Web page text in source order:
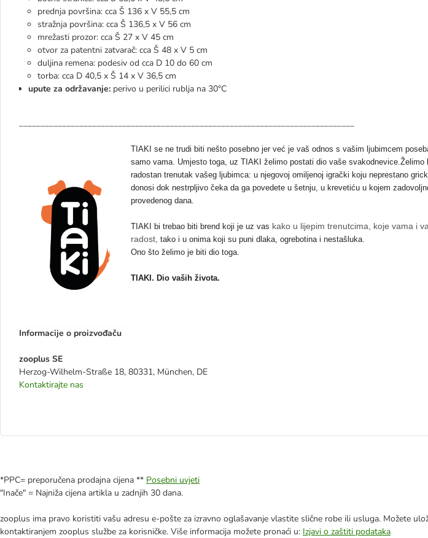
prednja površina: cca Š 136 x V 55,5 cm
stražnja površina: cca Š 136,5 x V 56 cm
mrežasti prozor: cca Š 27 x V 45 cm
otvor za patentni zatvarač: cca Š 48 x V 5 cm
duljina remena: podesiv od cca D 10 do 60 cm
torba: cca D 40,5 x Š 14 x V 36,5 cm
upute za održavanje: perivo u perilici rublja na 30°C
______________________________________________________________________________
TIAKI se ne trudi biti nešto posebno jer već je vaš odnos s vašim ljubimcem
samo vama. Umjesto toga, uz TIAKI želimo postati dio vaše svakodnevice.Želimo
radostan trenutak vašeg ljubimca: u njegovoj omiljenoj igrački koju neprestano
donosi dok nestrpljivo čeka da ga povedete u šetnju, u krevetiću u kojem
provedenog dana.
TIAKI bi trebao biti brend koji je uz vas kako u lijepim trenutcima, koje vama i
radost, tako i u onima koji su puni dlaka, ogrebotina i nestašluka.
Ono što želimo je biti dio toga.
TIAKI. Dio vaših života.
Informacije o proizvođaču
zooplus SE
Herzog-Wilhelm-Straße 18, 80331, München, DE
Kontaktirajte nas
*PPC= preporučena prodajna cijena ** Posebni uvjeti
"Inače" = Najniža cijena artikla u zadnjih 30 dana.
zooplus ima pravo koristiti vašu adresu e-pošte za izravno oglašavanje vlastite slične robe ili usluga. Možete
kontaktiranjem zooplus službe za korisničke. Više informacija možete pronaći u: Izjavi o zaštiti podataka